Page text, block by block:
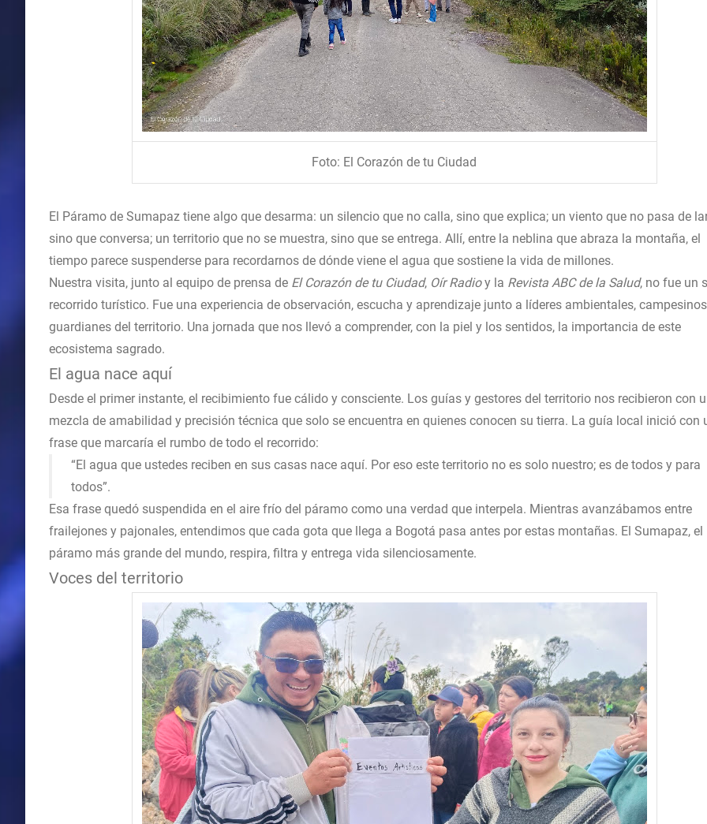
Foto: El Corazón de tu Ciudad
El Páramo de Sumapaz tiene algo que desarma: un silencio que no calla, sino que explica; un viento que no pasa de
sino que conversa; un territorio que no se muestra, sino que se entrega. Allí, entre la neblina que abraza la montaña, el
tiempo parece suspenderse para recordarnos de dónde viene el agua que sostiene la vida de millones.
Nuestra visita, junto al equipo de prensa de El Corazón de tu Ciudad, Oír Radioy la Revista ABC de la Salud, no fue un
recorrido turístico. Fue una experiencia de observación, escucha y aprendizaje junto a líderes ambientales,
guardianes del territorio. Una jornada que nos llevó a comprender, con la piel y los sentidos, la importancia de este
ecosistema sagrado.
El agua nace aquí
Desde el primer instante, el recibimiento fue cálido y consciente. Los guías y gestores del territorio nos recibieron con
mezcla de amabilidad y precisión técnica que solo se encuentra en quienes conocen su tierra. La guía local inició con
frase que marcaría el rumbo de todo el recorrido:
“El agua que ustedes reciben en sus casas nace aquí. Por eso este territorio no es solo nuestro; es de todos y para
todos”.
Esa frase quedó suspendida en el aire frío del páramo como una verdad que interpela. Mientras avanzábamos entre
frailejones y pajonales, entendimos que cada gota que llega a Bogotá pasa antes por estas montañas. El Sumapaz, el
páramo más grande del mundo, respira, filtra y entrega vida silenciosamente.
Voces del territorio